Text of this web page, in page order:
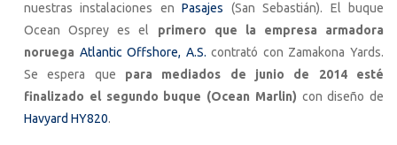
nuestras instalaciones enPasajes (San Sebastián). El buque
Ocean Osprey es el primero que la empresa armadora
noruega Atlantic Offshore, A.S.contrató con Zamakona Yards.
Se espera que para mediados de junio de 2014 esté
finalizado el segundo buque (Ocean Marlin) con diseño de
Havyard HY820.